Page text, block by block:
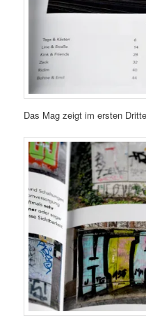
Das Mag zeigt im ersten